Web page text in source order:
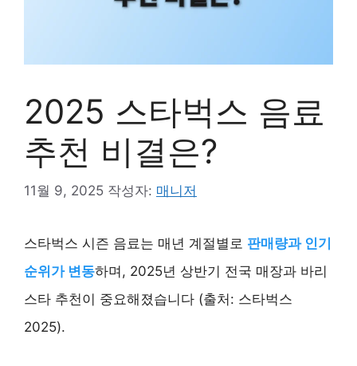
2025 스타벅스 음료
추천 비결은?
11월 9, 2025 작성자: 매니저
스타벅스 시즌 음료는 매년 계절별로 판매량과 인기
순위가 변동하며, 2025년 상반기 전국 매장과 바리
스타 추천이 중요해졌습니다 (출처: 스타벅스
2025).